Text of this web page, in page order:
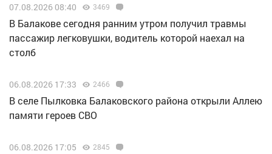
07.08.2026 08:40 3469
В Балакове сегодня ранним утром получил травмы
пассажир легковушки, водитель которой наехал на
столб
06.08.2026 17:33 2466
В селе Пылковка Балаковского района открыли Аллею
памяти героев СВО
06.08.2026 17:05 2845